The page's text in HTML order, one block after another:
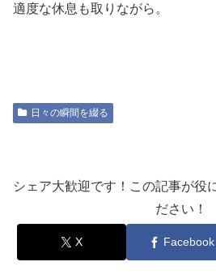
適度な休息も取りながら。
日々の瞬間を綴る
シェア大歓迎です！この記事が役
ださい！
X Facebook